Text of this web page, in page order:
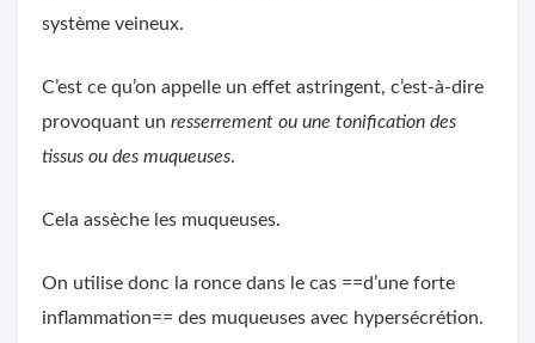
système veineux.
C’est ce qu’on appelle un effet astringent, c’est-à-dire
provoquant un resserrement ou une tonification des
tissus ou des muqueuses.
Cela assèche les muqueuses.
On utilise donc la ronce dans le cas ==d’une forte
inflammation== des muqueuses avec hypersécrétion.